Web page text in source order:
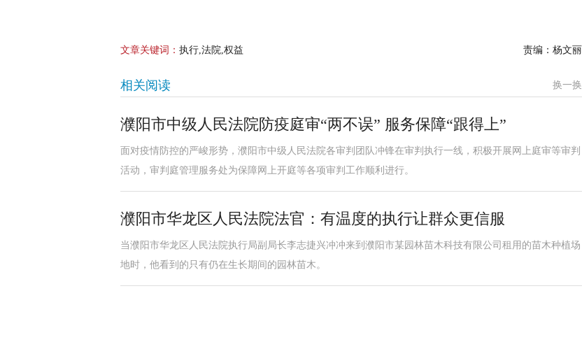
文章关键词： 执行,法院,权益 责编：杨文丽
相关阅读 换一换
濮阳市中级人民法院防疫庭审“两不误” 服务保障“跟得上”
面对疫情防控的严峻形势，濮阳市中级人民法院各审判团队冲锋在审判执行一线，积极开展网上庭审等审判
活动，审判庭管理服务处为保障网上开庭等各项审判工作顺利进行。
濮阳市华龙区人民法院法官：有温度的执行让群众更信服
当濮阳市华龙区人民法院执行局副局长李志捷兴冲冲来到濮阳市某园林苗木科技有限公司租用的苗木种植场
地时，他看到的只有仍在生长期间的园林苗木。